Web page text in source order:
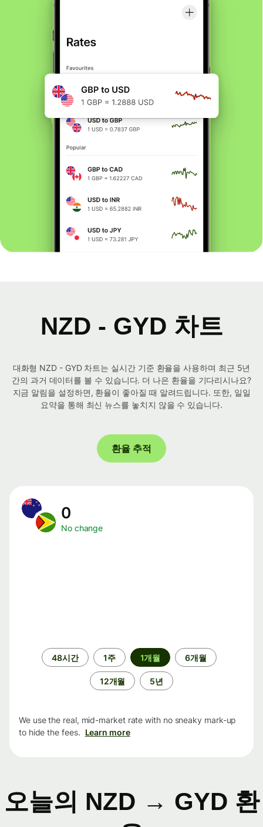
NZD - GYD 차트
대화형 NZD - GYD 차트는 실시간 기준 환율을 사용하며 최근 5년
간의 과거 데이터를 볼 수 있습니다. 더 나은 환율을 기다리시나요?
지금 알림을 설정하면, 환율이 좋아질 때 알려드립니다. 또한, 일일
요약을 통해 최신 뉴스를 놓치지 않을 수 있습니다.
환율 추적
0
No change
48시간 1주 1개월 6개월
12개월 5년
We use the real, mid-market rate with no sneaky mark-up
to hide the fees. Learn more
오늘의 NZD → GYD 환